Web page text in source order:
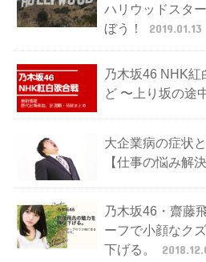
ハリウッドスタ
ぼう！
2019.01.13
乃木坂46 NHK紅
ど 〜上り坂の途
大企業病の症状
【仕事の悩み解
乃木坂46・齋藤
ーフで小顔なク
下げる。